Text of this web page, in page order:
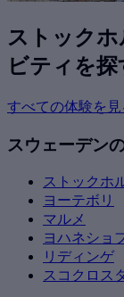
ストック
ビティを探
すべての体験を見
スウェーデン
ストックホ
ヨーテボリ
マルメ
ヨハネショ
リディンゲ
スコクロス